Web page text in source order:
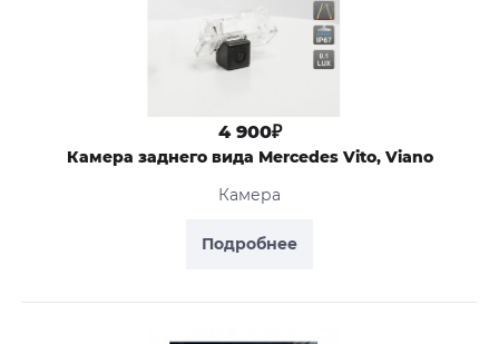
Подробнее
4 900₽
Камера заднего вида Mercedes Vito, Viano
Камера